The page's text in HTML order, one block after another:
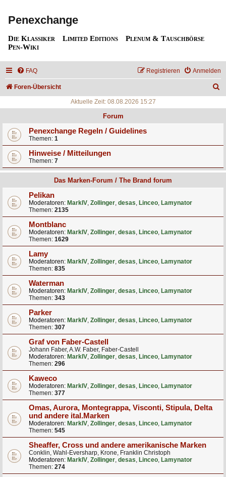
Penexchange
Die Klassiker Limited Editions
Plenum & Tauschbörse
Pen-Wiki
FAQ Anmelden
Registrieren
Foren-Übersicht
Aktuelle Zeit: 08.08.2026 15:27
Forum
Penexchange Regeln / Guidelines
Themen: 1
Hinweise / Mitteilungen
Themen: 7
Das Marken-Forum / The Brand forum
Pelikan
Moderatoren: MarkIV, Zollinger, desas, Linceo, Lamynator
Themen: 2135
Montblanc
Moderatoren: MarkIV, Zollinger, desas, Linceo, Lamynator
Themen: 1629
Lamy
Moderatoren: MarkIV, Zollinger, desas, Linceo, Lamynator
Themen: 835
Waterman
Moderatoren: MarkIV, Zollinger, desas, Linceo, Lamynator
Themen: 343
Parker
Moderatoren: MarkIV, Zollinger, desas, Linceo, Lamynator
Themen: 307
Graf von Faber-Castell
Johann Faber, A.W. Faber, Faber-Castell
Moderatoren: MarkIV, Zollinger, desas, Linceo, Lamynator
Themen: 296
Kaweco
Moderatoren: MarkIV, Zollinger, desas, Linceo, Lamynator
Themen: 377
Omas, Aurora, Montegrappa, Visconti, Stipula, Delta
und andere ital.Marken
Moderatoren: MarkIV, Zollinger, desas, Linceo, Lamynator
Themen: 545
Sheaffer, Cross und andere amerikanische Marken
Conklin, Wahl-Eversharp, Krone, Franklin Christoph
Moderatoren: MarkIV, Zollinger, desas, Linceo, Lamynator
Themen: 274